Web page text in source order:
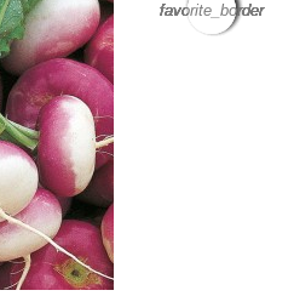
favorite_border
favorite_border
favorite_border
favorite_border
favorite_border
favorite_border
favorite_border
favorite_border